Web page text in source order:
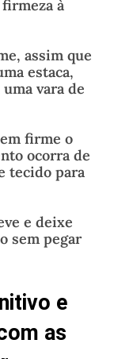
à
assim que
estaca,
vara de
firme o
ocorra de
tecido para
e deixe
sem pegar
e
as